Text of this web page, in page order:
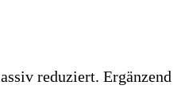
reduziert. Ergänzend